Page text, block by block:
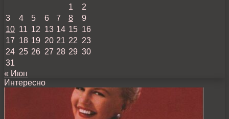
1
2
3
4 5 6 7 8
9
10 11 12 13 14 15 16
17 18 19 20 21 22 23
24 25 26 27 28 29 30
31
« Июн
Интересно